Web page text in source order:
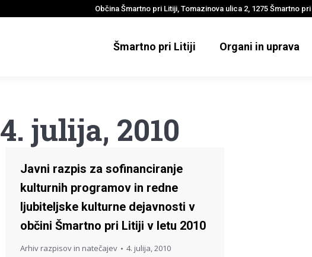
Občina Šmartno pri Litiji, Tomazinova ulica 2, 1275 Šmartno pri
Šmartno pri Litiji Organi in uprava
4. julija, 2010
Javni razpis za sofinanciranje
kulturnih programov in redne
ljubiteljske kulturne dejavnosti v
občini Šmartno pri Litiji v letu 2010
Arhiv razpisov in natečajev 4. julija, 2010